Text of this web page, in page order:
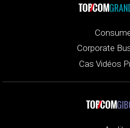
Corporate
Cas Vidéos